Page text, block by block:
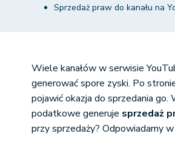
Sprzedaż praw do kanału na
Wiele kanałów w serwisie
generować spore zyski. Po
pojawić okazja do sprzedania
podatkowe generuje sprzedaż
przy sprzedaży? Odpowiadamy